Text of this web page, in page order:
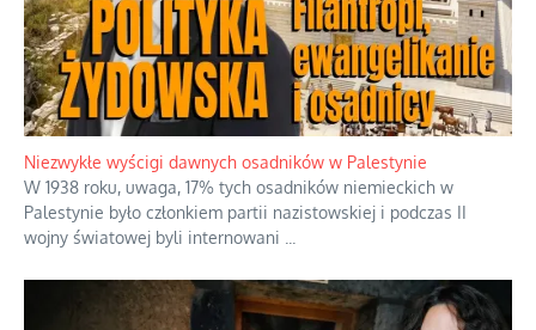
Niezwykłe wyścigi dawnych osadników w Palestynie
W 1938 roku, uwaga, 17% tych osadników niemieckich w
Palestynie było członkiem partii nazistowskiej i podczas II
wojny światowej byli internowani